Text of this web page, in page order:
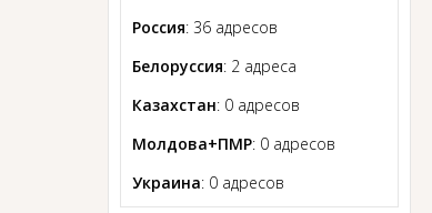
Россия: 36 адресов
Белоруссия: 2 адреса
Казахстан: 0 адресов
Молдова+ПМР: 0 адресов
Украина: 0 адресов